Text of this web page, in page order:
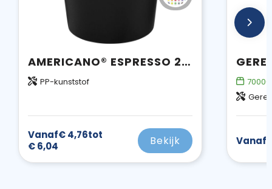
AMERICANO® ESPRESSO 250 ML GEÏSOLEERDE BEKER
PP-kunststof
Vanaf€ 4,76tot
€ 6,04
Bekijk
70000
Vanaf